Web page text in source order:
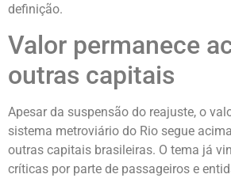
definição.
Valor permanece
outras capitais
Apesar da suspensão do reajuste, o
sistema metroviário do Rio segue
outras capitais brasileiras. O tema já
críticas por parte de passageiros e